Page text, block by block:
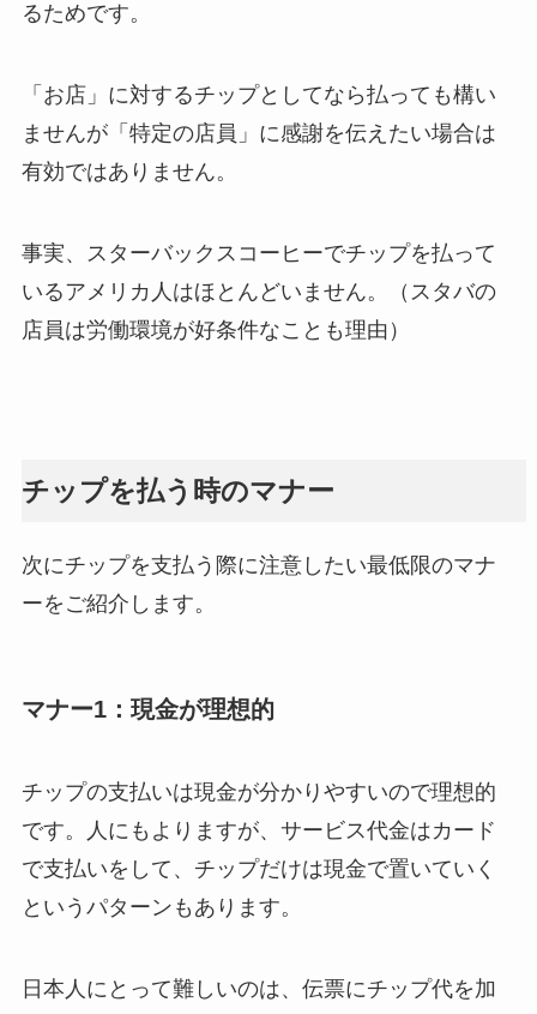
るためです。
「お店」に対するチップとしてなら払っても構い
ませんが「特定の店員」に感謝を伝えたい場合は
有効ではありません。
事実、スターバックスコーヒーでチップを払って
いるアメリカ人はほとんどいません。（スタバの
店員は労働環境が好条件なことも理由）
チップを払う時のマナー
次にチップを支払う際に注意したい最低限のマナ
ーをご紹介します。
マナー1：現金が理想的
チップの支払いは現金が分かりやすいので理想的
です。人にもよりますが、サービス代金はカード
で支払いをして、チップだけは現金で置いていく
というパターンもあります。
日本人にとって難しいのは、伝票にチップ代を加